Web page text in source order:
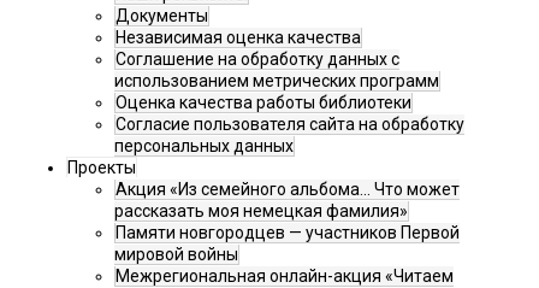
Документы
Независимая оценка качества
Соглашение на обработку данных с
использованием метрических программ
Оценка качества работы библиотеки
Согласие пользователя сайта на обработку
персональных данных
Проекты
Акция «Из семейного альбома... Что может
рассказать моя немецкая фамилия»
Памяти новгородцев — участников Первой
мировой войны
Межрегиональная онлайн-акция «Читаем